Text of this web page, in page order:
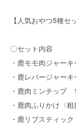
【人気おやつ5種セ
〇セット内容
・鹿モモ肉ジャー
・鹿レバージャー
・鹿肉ミンチップ
・鹿肉ふりかけ〈
・鹿リブスティッ